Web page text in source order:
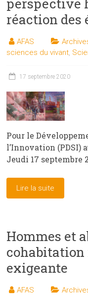
perspective
réaction des
AFAS
sciences du vivant,
17 septembre 2020
Pour le
l’Innovation (PDSI)
Jeudi 17 septembre
Lire la suite
Hommes et
cohabitation
exigeante
AFAS